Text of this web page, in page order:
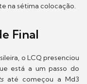
na sétima colocação.
Final
o LCQ presenciou
está a um passo do
até começou a Md3